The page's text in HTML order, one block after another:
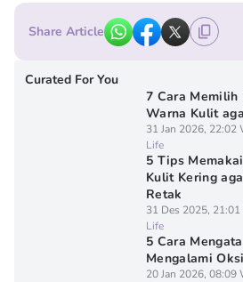
Share Article
Curated For You
7 Cara Memilih
Warna Kulit
31 Jan 2026, 22:02
Life
5 Tips
Kulit Kering
Retak
31 Des 2025,
Life
5 Cara
Mengalami
20 Jan 2026, 08:09